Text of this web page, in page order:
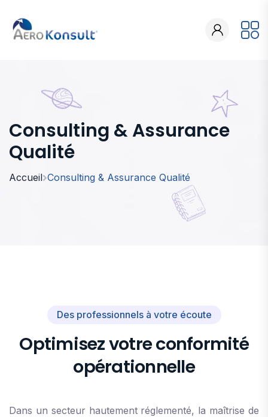
Consulting & Assurance
Qualité
Accueil Consulting & Assurance Qualité
Des professionnels à votre écoute
Optimisez votre conformité
opérationnelle
Dans un secteur hautement réglementé, la maîtrise de